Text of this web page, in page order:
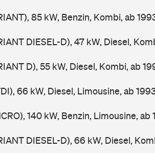
85 kW, Benzin, Kombi, ab
DIESEL-D), 47 kW, Diesel,
D), 55 kW, Diesel, Kombi, ab
66 kW, Diesel, Limousine, ab
140 kW, Benzin, Limousine, ab
DIESEL-D), 66 kW, Diesel,